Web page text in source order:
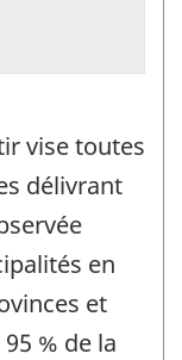
vise toutes
délivrant
en
et
% de la